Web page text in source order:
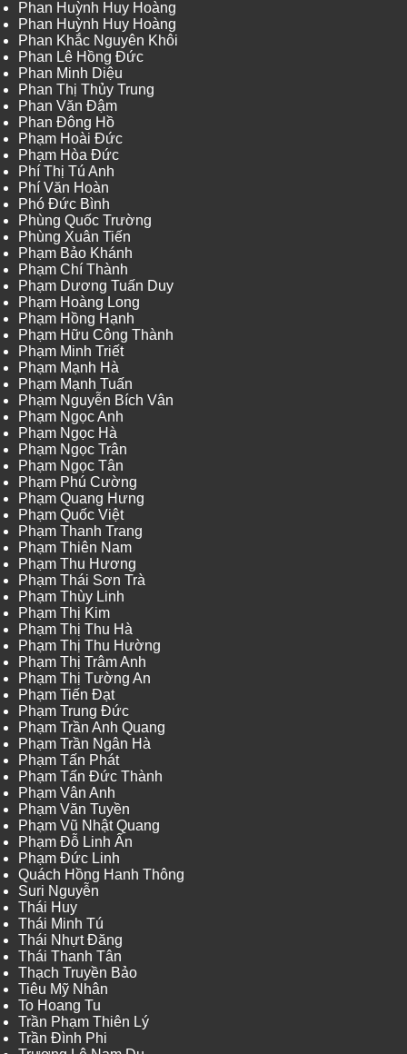
Phan Huỳnh Huy Hoàng
Phan Huỳnh Huy Hoàng
Phan Khắc Nguyên Khôi
Phan Lê Hồng Đức
Phan Minh Diệu
Phan Thị Thủy Trung
Phan Văn Đậm
Phan Đông Hồ
Phạm Hoài Đức
Phạm Hòa Đức
Phí Thị Tú Anh
Phí Văn Hoàn
Phó Đức Bình
Phùng Quốc Trường
Phùng Xuân Tiến
Phạm Bảo Khánh
Phạm Chí Thành
Phạm Dương Tuấn Duy
Phạm Hoàng Long
Phạm Hồng Hạnh
Phạm Hữu Công Thành
Phạm Minh Triết
Phạm Mạnh Hà
Phạm Mạnh Tuấn
Phạm Nguyễn Bích Vân
Phạm Ngọc Anh
Phạm Ngọc Hà
Phạm Ngọc Trân
Phạm Ngọc Tân
Phạm Phú Cường
Phạm Quang Hưng
Phạm Quốc Việt
Phạm Thanh Trang
Phạm Thiên Nam
Phạm Thu Hương
Phạm Thái Sơn Trà
Phạm Thùy Linh
Phạm Thị Kim
Phạm Thị Thu Hà
Phạm Thị Thu Hường
Phạm Thị Trâm Anh
Phạm Thị Tường An
Phạm Tiến Đạt
Phạm Trung Đức
Phạm Trần Anh Quang
Phạm Trần Ngân Hà
Phạm Tấn Phát
Phạm Tấn Đức Thành
Phạm Vân Anh
Phạm Văn Tuyền
Phạm Vũ Nhật Quang
Phạm Đỗ Linh Ấn
Phạm Đức Linh
Quách Hồng Hanh Thông
Suri Nguyễn
Thái Huy
Thái Minh Tú
Thái Nhựt Đăng
Thái Thanh Tân
Thạch Truyền Bảo
Tiêu Mỹ Nhân
To Hoang Tu
Trần Phạm Thiên Lý
Trần Đình Phi